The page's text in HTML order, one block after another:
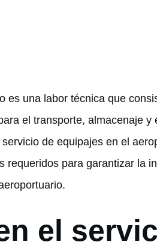
es una labor técnica que
el transporte, almacenaje y
de equipajes en el
requeridos para garantizar la
el